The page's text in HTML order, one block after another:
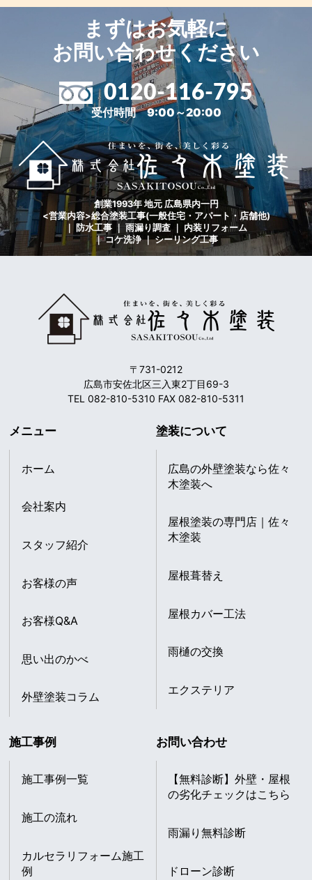
まずはお気軽に
お問い合わせください
0120-116-795
受付時間 9:00～20:00
創業1993年 地元 広島県内一円
<営業内容>総合塗装工事(一般住宅・アパート・店舗他)
｜ 防水工事 ｜ 雨漏り調査 ｜ 内装リフォーム
｜ コケ洗浄 ｜ シーリング工事
〒731-0212
広島市安佐北区三入東2丁目69-3
TEL 082-810-5310 FAX 082-810-5311
メニュー
ホーム
会社案内
スタッフ紹介
お客様の声
お客様Q&A
思い出のかべ
外壁塗装コラム
塗装について
広島の外壁塗装なら佐々
木塗装へ
屋根塗装の専門店｜佐々
木塗装
屋根葺替え
屋根カバー工法
雨樋の交換
エクステリア
施工事例
施工事例一覧
施工の流れ
カルセラリフォーム施工
例
お問い合わせ
【無料診断】外壁・屋根
の劣化チェックはこちら
雨漏り無料診断
ドローン診断